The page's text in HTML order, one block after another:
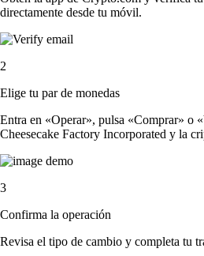
directamente desde tu móvil.
2
Elige tu par de monedas
Entra en «Operar», pulsa «Comprar» o
Cheesecake Factory Incorporated y la
3
Confirma la operación
Revisa el tipo de cambio y completa tu